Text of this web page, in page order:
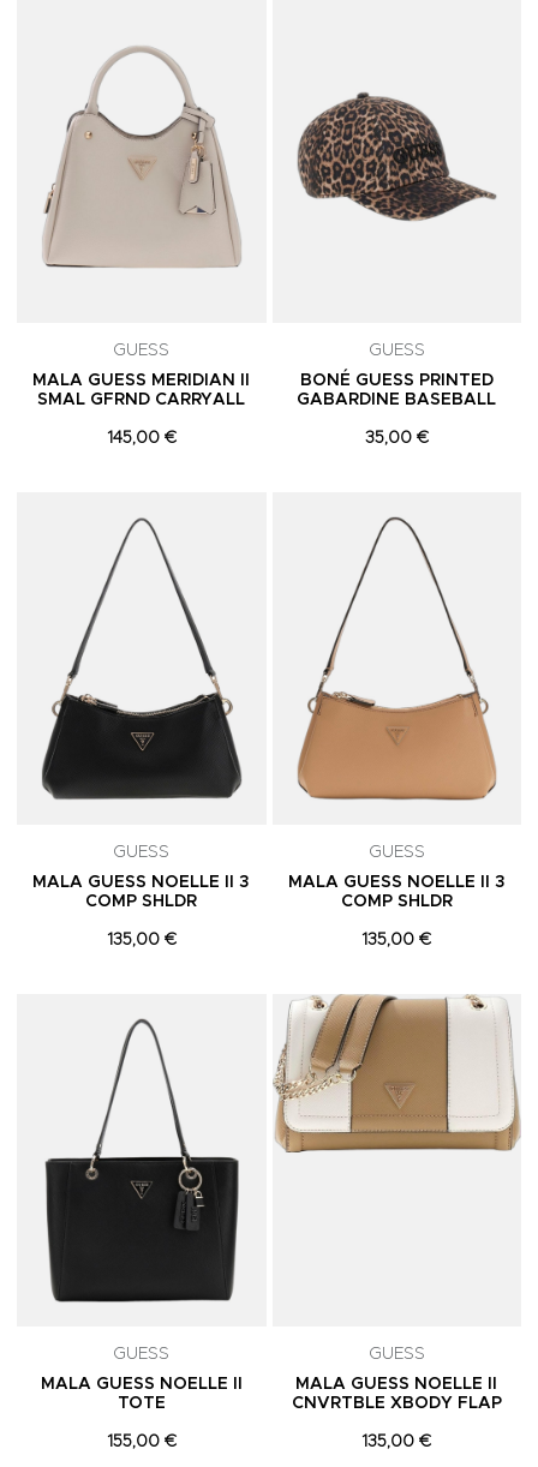
GUESS
MALA GUESS MERIDIAN II
SMAL GFRND CARRYALL
145,00 €
GUESS
BONÉ GUESS PRINTED
GABARDINE BASEBALL
35,00 €
GUESS
MALA GUESS NOELLE II 3
COMP SHLDR
135,00 €
GUESS
MALA GUESS NOELLE II 3
COMP SHLDR
135,00 €
Adicionar aos Favoritos
GUESS
MALA GUESS NOELLE II
TOTE
155,00 €
GUESS
MALA GUESS NOELLE II
CNVRTBLE XBODY FLAP
135,00 €